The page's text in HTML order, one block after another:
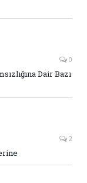
0
Dair Bazı
2